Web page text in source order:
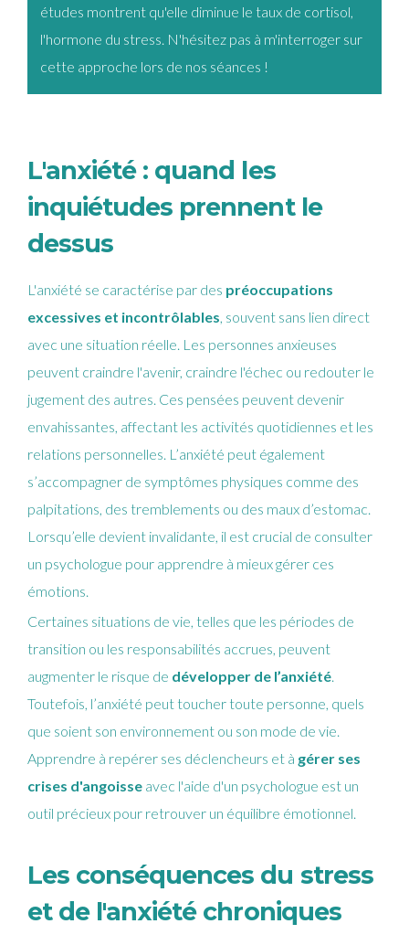
études montrent qu'elle diminue le taux de cortisol,
l'hormone du stress. N'hésitez pas à m'interroger sur
cette approche lors de nos séances !
L'anxiété : quand les
inquiétudes prennent le
dessus
L'anxiété se caractérise par des préoccupations
excessives et incontrôlables, souvent sans lien direct
avec une situation réelle. Les personnes anxieuses
peuvent craindre l'avenir, craindre l'échec ou redouter le
jugement des autres. Ces pensées peuvent devenir
envahissantes, affectant les activités quotidiennes et les
relations personnelles. L’anxiété peut également
s’accompagner de symptômes physiques comme des
palpitations, des tremblements ou des maux d’estomac.
Lorsqu’elle devient invalidante, il est crucial de consulter
un psychologue pour apprendre à mieux gérer ces
émotions.
Certaines situations de vie, telles que les périodes de
transition ou les responsabilités accrues, peuvent
augmenter le risque de développer de l’anxiété.
Toutefois, l’anxiété peut toucher toute personne, quels
que soient son environnement ou son mode de vie.
Apprendre à repérer ses déclencheurs et à gérer ses
crises d'angoisseavec l'aide d'un psychologue est un
outil précieux pour retrouver un équilibre émotionnel.
Les conséquences du stress
et de l'anxiété chroniques